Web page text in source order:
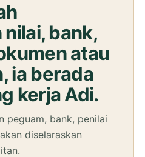
bank,
atau
ia berada
kerja Adi.
peguam, bank, penilai
diselaraskan